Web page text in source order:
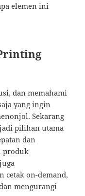
elemen ini
dan memahami
yang ingin
Sekarang
pilihan utama
dan
produk
cetak on-demand,
mengurangi